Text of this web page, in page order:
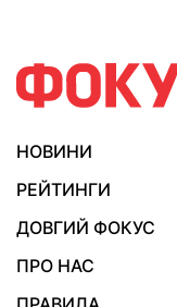
НОВИНИ
РЕЙТИНГИ
ДОВГИЙ ФОКУС
ПРО НАС